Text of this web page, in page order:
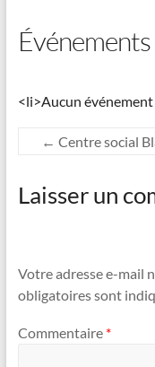
<li>Aucun
← Centre social
Laisser un
Votre adresse e-mail
obligatoires sont
Commentaire *